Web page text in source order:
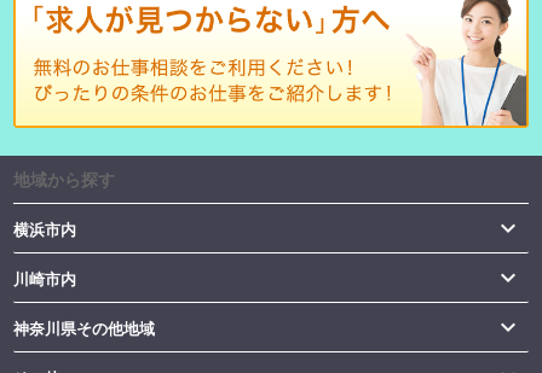
地域から探す
横浜市内 
川崎市内 
神奈川県その他地域 